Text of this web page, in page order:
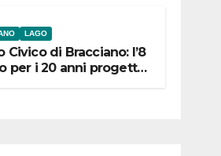
LAGO
Civico di Bracciano: l’8
per i 20 anni progetto